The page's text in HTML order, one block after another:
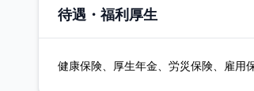
待遇・福利厚生
健康保険、厚生年金、労災保険、雇